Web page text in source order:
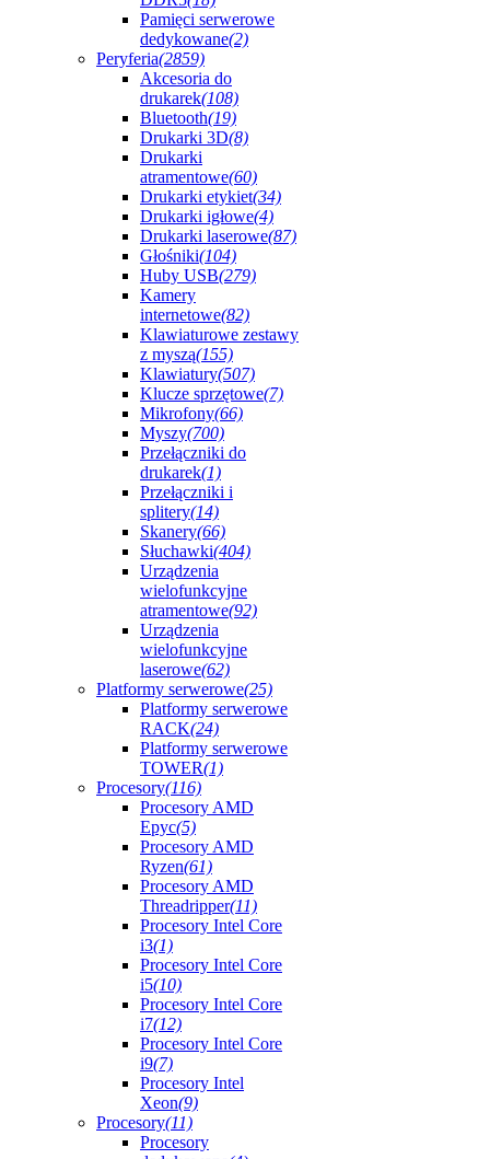
Pamięci serwerowe
dedykowane(2)
Peryferia(2859)
Akcesoria do
drukarek(108)
Bluetooth(19)
Drukarki 3D(8)
Drukarki
atramentowe(60)
Drukarki etykiet(34)
Drukarki igłowe(4)
Drukarki laserowe(87)
Głośniki(104)
Huby USB(279)
Kamery
internetowe(82)
Klawiaturowe zestawy
z myszą(155)
Klawiatury(507)
Klucze sprzętowe(7)
Mikrofony(66)
Myszy(700)
Przełączniki do
drukarek(1)
Przełączniki i
splitery(14)
Skanery(66)
Słuchawki(404)
Urządzenia
wielofunkcyjne
atramentowe(92)
Urządzenia
wielofunkcyjne
laserowe(62)
Platformy serwerowe(25)
Platformy serwerowe
RACK(24)
Platformy serwerowe
TOWER(1)
Procesory(116)
Procesory AMD
Epyc(5)
Procesory AMD
Ryzen(61)
Procesory AMD
Threadripper(11)
Procesory Intel Core
i3(1)
Procesory Intel Core
i5(10)
Procesory Intel Core
i7(12)
Procesory Intel Core
i9(7)
Procesory Intel
Xeon(9)
Procesory(11)
Procesory